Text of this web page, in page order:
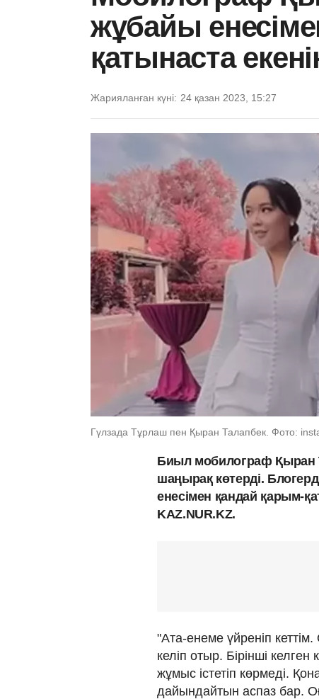
жұбайы
қатынаста
Жарияланған күні: 24 қазан 2023, 15:27
Гүлзада Тұрлаш пен Қыран Талапбек. Фото:
Биыл мобилограф Қыран
шаңырақ көтерді.
енесімен қандай қарым-
KAZ.NUR.KZ.
"Ата-енеме үйреніп
келіп отыр. Бірінші
жұмыс істетіп көрмеді.
дайындайтын аспаз бар.